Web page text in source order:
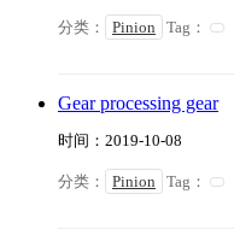
分类： Pinion Tag：
Gear processing gear
时间：2019-10-08
分类： Pinion Tag：